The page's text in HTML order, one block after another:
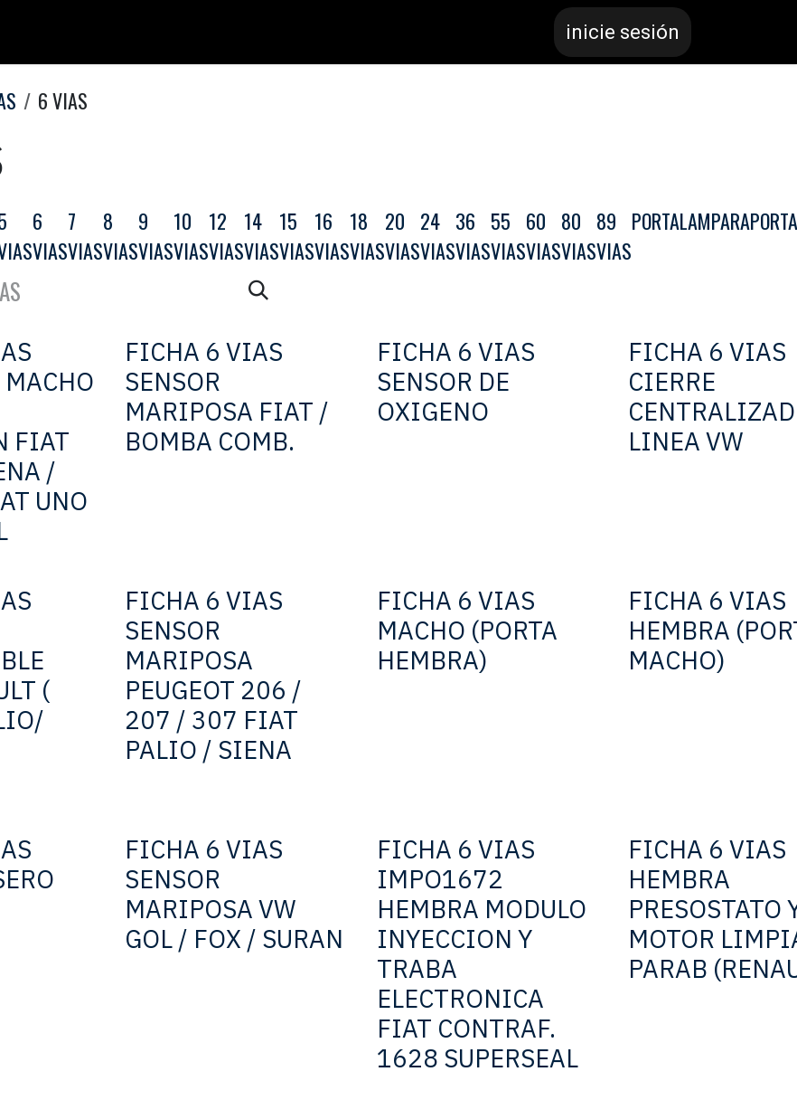
inicie sesión
6 VIAS
6
VIAS
7
VIAS
8
VIAS
9
VIAS
10
VIAS
12
VIAS
14
VIAS
15
VIAS
16
VIAS
18
VIAS
20
VIAS
24
VIAS
36
VIAS
55
VIAS
60
VIAS
80
VIAS
89
VIAS
PORTALAMPARA
FIAT
/
UNO
FICHA 6 VIAS
SENSOR
MARIPOSA FIAT /
BOMBA COMB.
FICHA 6 VIAS
SENSOR DE
OXIGENO
FICHA 6 VIAS
CIERRE
LINEA VW
(
FICHA 6 VIAS
SENSOR
MARIPOSA
PEUGEOT 206 /
207 / 307 FIAT
PALIO / SIENA
FICHA 6 VIAS
MACHO (PORTA
HEMBRA)
FICHA 6 VIAS
HEMBRA
MACHO)
FICHA 6 VIAS
SENSOR
MARIPOSA VW
GOL / FOX / SURAN
FICHA 6 VIAS
IMPO1672
HEMBRA MODULO
INYECCION Y
TRABA
ELECTRONICA
FIAT CONTRAF.
1628 SUPERSEAL
FICHA 6 VIAS
HEMBRA
PRESOSTATO
MOTOR
PARAB